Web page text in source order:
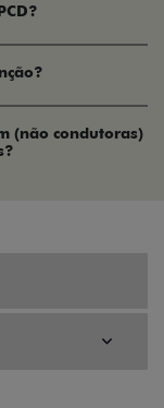
(não condutoras)